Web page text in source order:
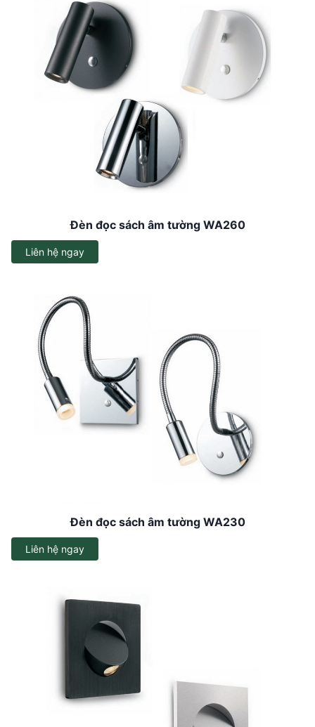
Đèn đọc sách âm tường WA260
Liên hệ ngay
Đèn đọc sách âm tường WA230
Liên hệ ngay